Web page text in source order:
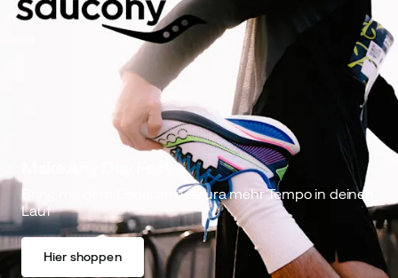
Bring mit dem Endorphin Azura mehr Tempo in deinen
Lauf
Hier shoppen